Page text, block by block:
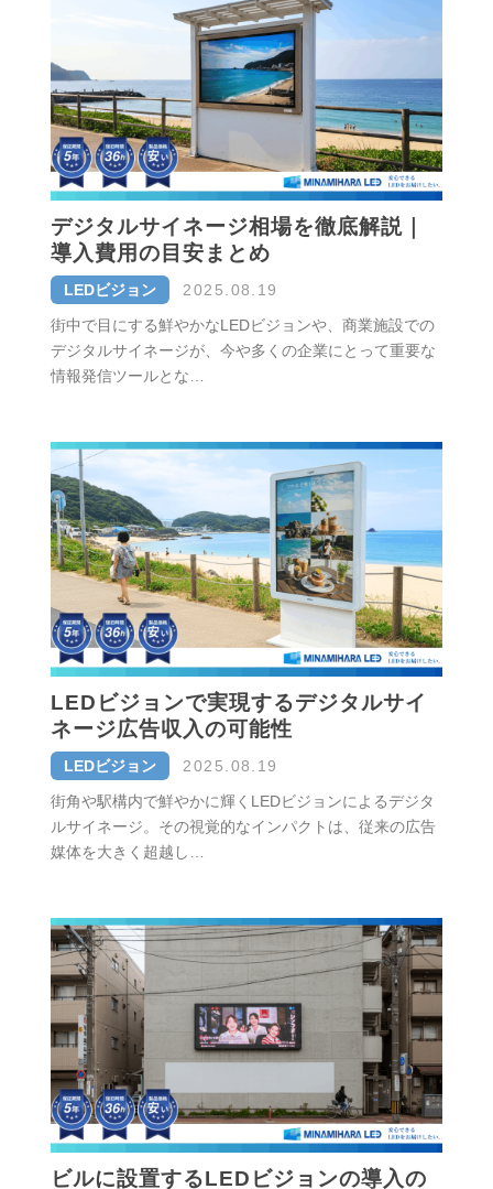
デジタルサイネージ相場を徹底解説｜
導入費用の目安まとめ
LEDビジョン
2025.08.19
街中で目にする鮮やかなLEDビジョンや、商業施設での
デジタルサイネージが、今や多くの企業にとって重要な
情報発信ツールとな…
LEDビジョンで実現するデジタルサイ
ネージ広告収入の可能性
LEDビジョン
2025.08.19
街角や駅構内で鮮やかに輝くLEDビジョンによるデジタ
ルサイネージ。その視覚的なインパクトは、従来の広告
媒体を大きく超越し…
ビルに設置するLEDビジョンの導入の